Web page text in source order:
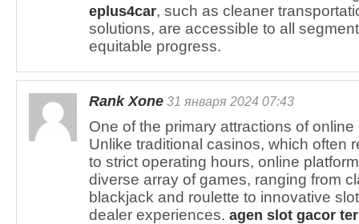
eplus4car, such as cleaner
solutions, are accessible to all
equitable progress.
Rank Xone 31 января 2024 07:43
One of the primary attractions of
Unlike traditional casinos, which often
to strict operating hours, online
diverse array of games, ranging from
blackjack and roulette to innovative
dealer experiences. agen slot gacor